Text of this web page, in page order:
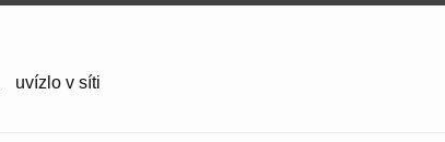
uvízlo v síti